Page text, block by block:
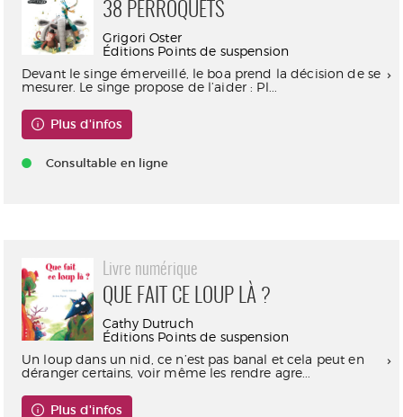
38 PERROQUETS
Grigori Oster
Éditions Points de suspension
Devant le singe émerveillé, le boa prend la décision de se
mesurer. Le singe propose de l’aider : Pl...
Plus d'infos
Consultable en ligne
Livre numérique
QUE FAIT CE LOUP LÀ ?
Cathy Dutruch
Éditions Points de suspension
Un loup dans un nid, ce n’est pas banal et cela peut en
déranger certains, voir même les rendre agre...
Plus d'infos